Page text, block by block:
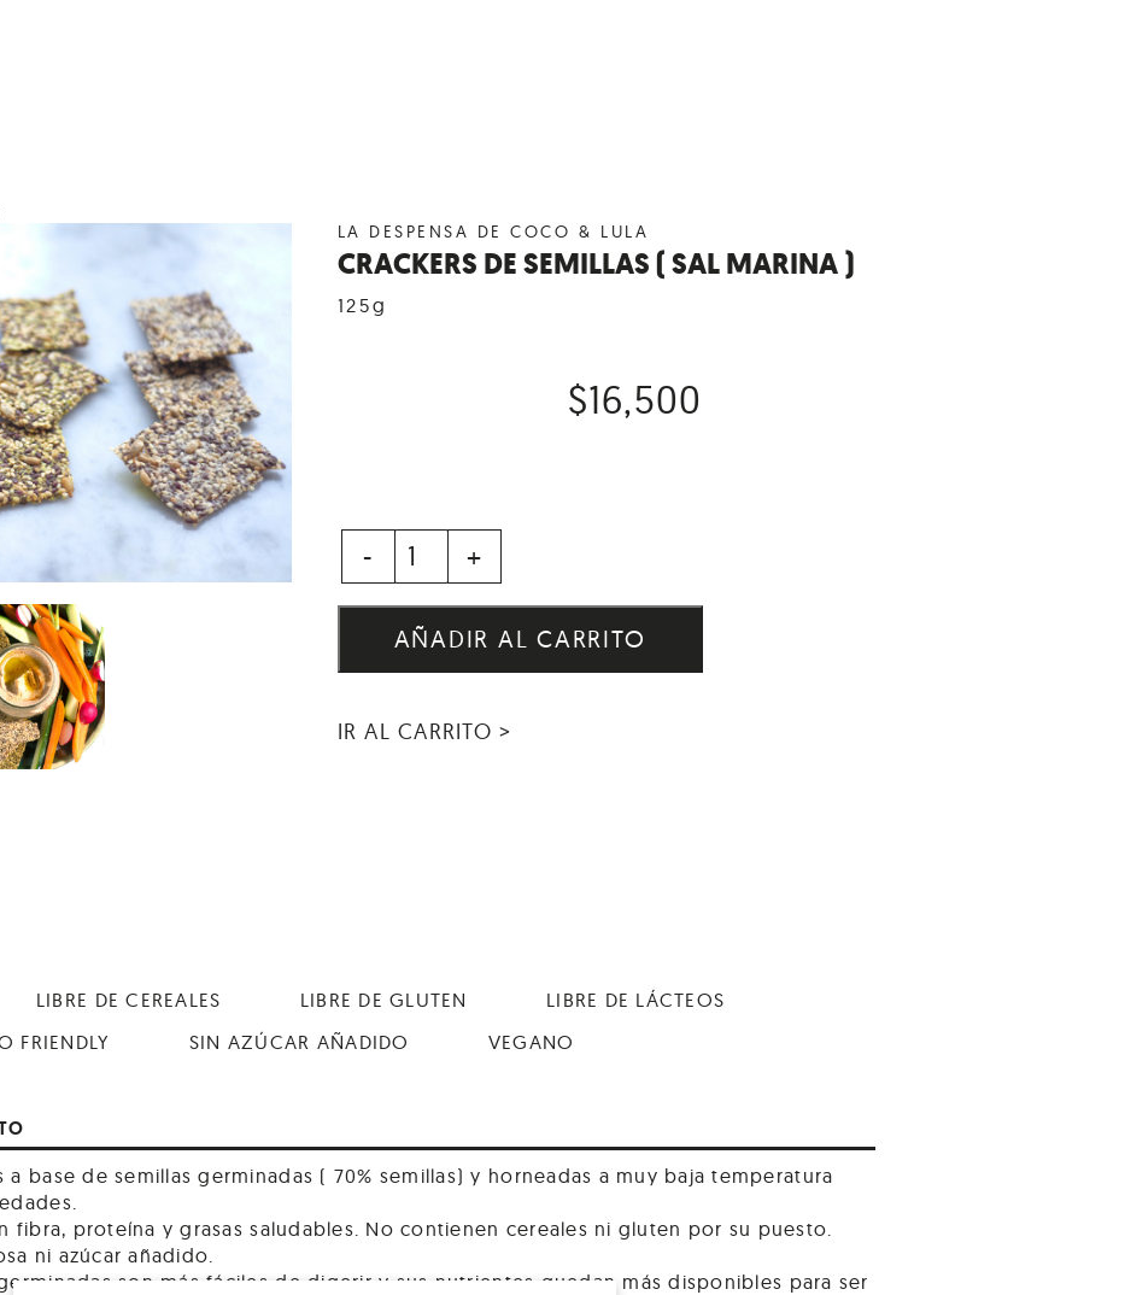
LA DESPENSA DE COCO & LULA
CRACKERS DE SEMILLAS ( SAL MARINA )
125g
$16,500
- +
AÑADIR AL CARRITO
IR AL CARRITO >
LIBRE DE CEREALES LIBRE DE GLUTEN
LIBRE DE LÁCTEOS
FRIENDLY SIN AZÚCAR AÑADIDO VEGANO
base de semillas germinadas ( 70% semillas) y horneadas a muy baja temperatura
fibra, proteína y grasas saludables. No contienen cereales ni gluten por su puesto.
ni azúcar añadido.
son más fáciles de digerir y sus nutrientes quedan más disponibles para ser